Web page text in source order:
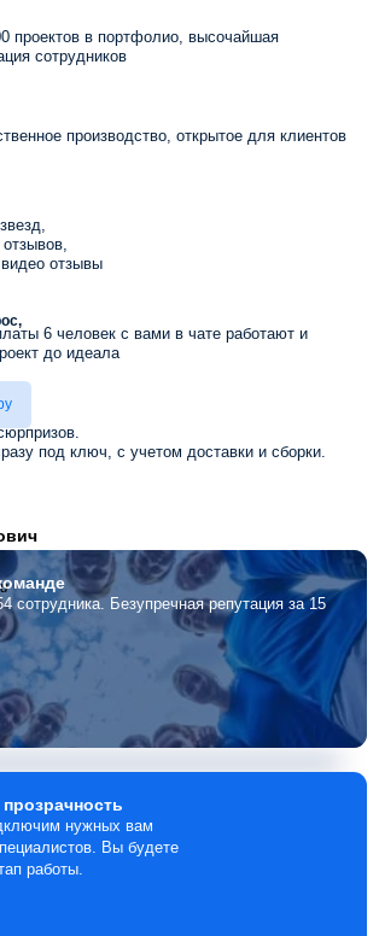
проектов в портфолио, высочайшая
сотрудников
производство, открытое для клиентов
отзывы
6 человек с вами в чате работают и
до идеала
под ключ, с учетом доставки и сборки.
сотрудника. Безупречная репутация за 15
прозрачность
нужных вам
Вы будете
работы.